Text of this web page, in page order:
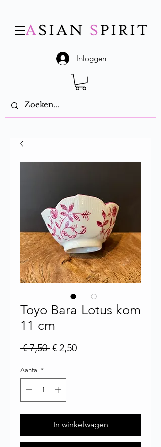
Inloggen
Toyo Bara Lotus kom
11 cm
€ 7,50 Normale prijs
€ 2,50Verkoopprijs
Aantal *
In winkelwagen